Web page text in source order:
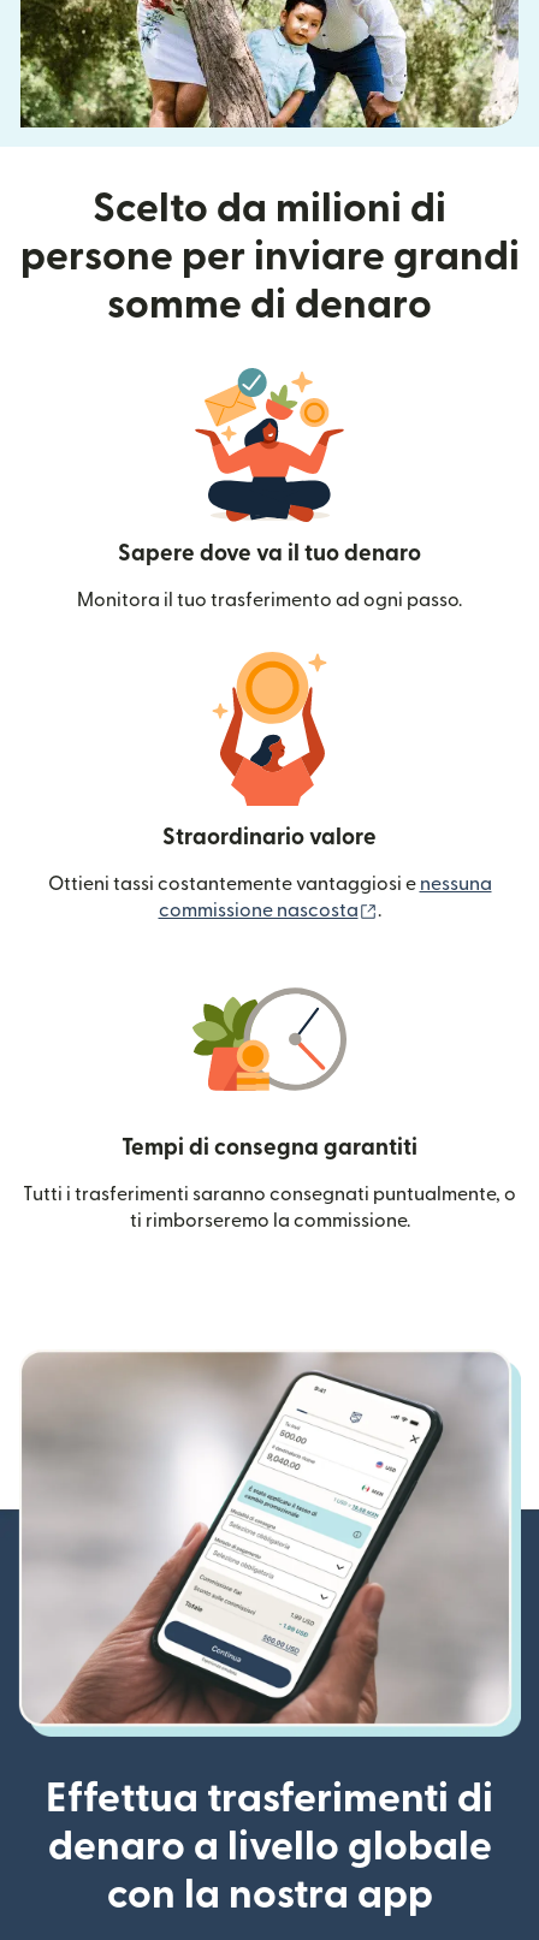
Scelto da milioni di
persone per inviare grandi
somme di denaro
Sapere dove va il tuo denaro
Monitora il tuo trasferimento ad ogni passo.
Straordinario valore
Ottieni tassi costantemente vantaggiosi e nessuna
commissione nascosta
.
Tempi di consegna garantiti
Tutti i trasferimenti saranno consegnati puntualmente, o
ti rimborseremo la commissione.
Effettua trasferimenti di
denaro a livello globale
con la nostra app